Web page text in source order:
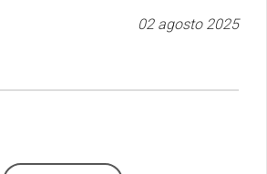
02 agosto 2025